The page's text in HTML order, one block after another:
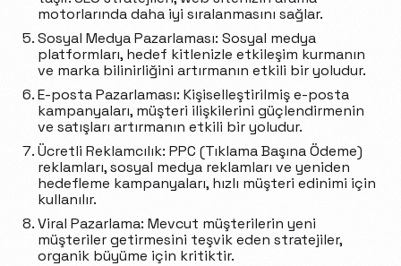
motorlarında daha iyi sıralanmasını sağlar.
Sosyal Medya Pazarlaması: Sosyal medya
platformları, hedef kitlenizle etkileşim kurmanın
ve marka bilinirliğini artırmanın etkili bir yoludur.
E-posta Pazarlaması: Kişiselleştirilmiş e-posta
kampanyaları, müşteri ilişkilerini güçlendirmenin
ve satışları artırmanın etkili bir yoludur.
Ücretli Reklamcılık: PPC (Tıklama Başına Ödeme)
reklamları, sosyal medya reklamları ve yeniden
hedefleme kampanyaları, hızlı müşteri edinimi için
kullanılır.
Viral Pazarlama: Mevcut müşterilerin yeni
müşteriler getirmesini teşvik eden stratejiler,
organik büyüme için kritiktir.